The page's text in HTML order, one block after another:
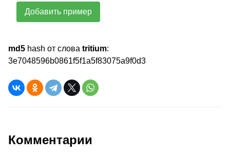
Добавить пример
md5 hash от слова tritium:
3e7048596b0861f5f1a5f83075a9f0d3
Комментарии